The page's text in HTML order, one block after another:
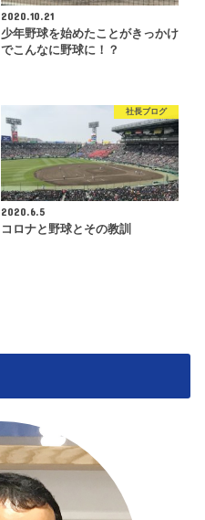
2020.10.21
少年野球を始めたことがきっかけ
でこんなに野球に！？
社長ブログ
2020.6.5
コロナと野球とその教訓